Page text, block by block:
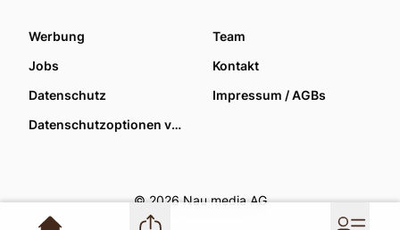
Werbung
Team
Jobs
Kontakt
Datenschutz
Impressum / AGBs
Datenschutzoptionen verwalten
© 2026 Nau media AG